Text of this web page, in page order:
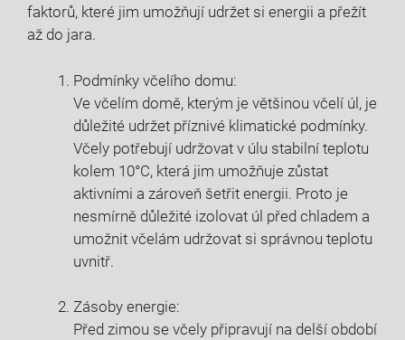
faktorů, které jim umožňují udržet si energii a přežít
až do jara.
Podmínky včelího domu:
Ve včelím domě, kterým je většinou včelí úl, je
důležité udržet příznivé klimatické podmínky.
Včely potřebují udržovat v úlu stabilní teplotu
kolem 10°C, která jim umožňuje zůstat
aktivními a zároveň šetřit energii. Proto je
nesmírně důležité izolovat úl před chladem a
umožnit včelám udržovat si správnou teplotu
uvnitř.
Zásoby energie:
Před zimou se včely připravují na delší období